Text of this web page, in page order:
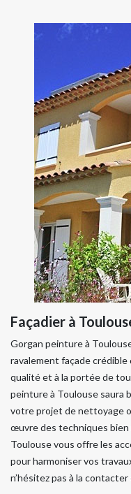
Façadier à
Gorgan peinture à
ravalement façade
qualité et à la portée de
peinture à Toulouse saura
votre projet de nettoyage
œuvre des techniques bien
Toulouse vous offre les
pour harmoniser vos
n’hésitez pas à la